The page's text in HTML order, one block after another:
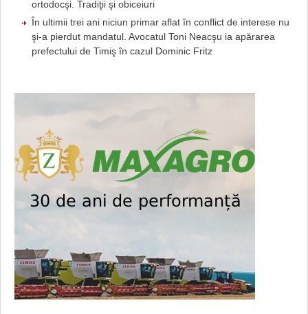
ortodocşi. Tradiţii şi obiceiuri
În ultimii trei ani niciun primar aflat în conflict de interese nu
şi-a pierdut mandatul. Avocatul Toni Neacşu ia apărarea
prefectului de Timiş în cazul Dominic Fritz